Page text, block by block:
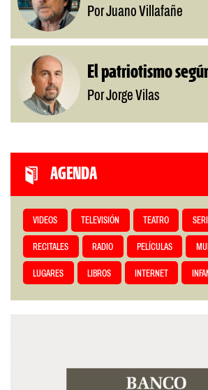
Por Juano Villafañe
El patriotismo
Por Jorge Vilas
AGENDA
VIDEOS TELEVISIÓN TEATRO
RECITALES RADIO PELÍCULAS
LUGARES LIBROS INTERNET